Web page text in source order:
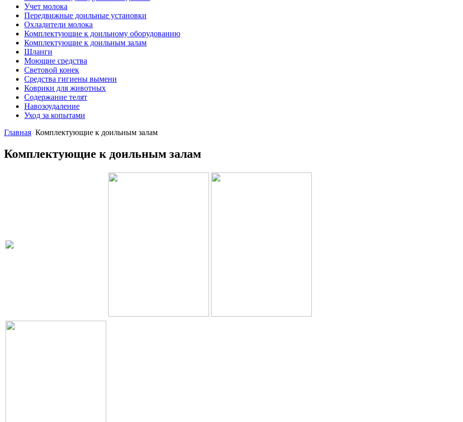
Учет молока
Передвижные доильные установки
Охладители молока
Комплектующие к доильному оборудованию
Комплектующие к доильным залам
Шланги
Моющие средства
Световой конек
Средства гигиены вымени
Коврики для животных
Содержание телят
Навозоудаление
Уход за копытами
Главная Комплектующие к доильным залам
Комплектующие к доильным залам